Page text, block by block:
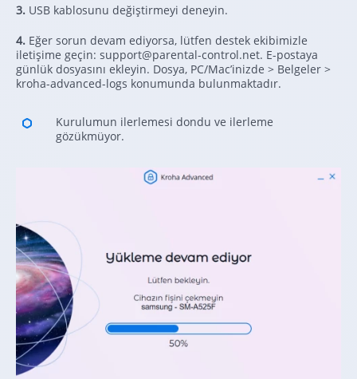
3. USB kablosunu değiştirmeyi deneyin.
4. Eğer sorun devam ediyorsa, lütfen destek ekibimizle
iletişime geçin: support@parental-control.net. E-postaya
günlük dosyasını ekleyin. Dosya, PC/Mac’inizde > Belgeler >
kroha-advanced-logs konumunda bulunmaktadır.
Kurulumun ilerlemesi dondu ve ilerleme
gözükmüyor.